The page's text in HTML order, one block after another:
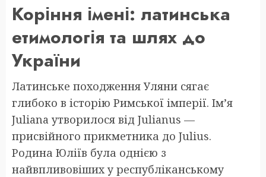
Коріння імені: латинська
етимологія та шлях до
України
Латинське походження Уляни сягає
глибоко в історію Римської імперії. Ім’я
Juliana утворилося від Julianus —
присвійного прикметника до Julius.
Родина Юліїв була однією з
найвпливовіших у республіканському